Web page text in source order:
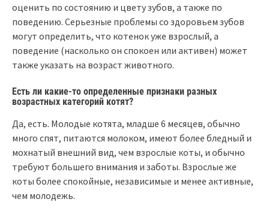
оценить по состоянию и цвету зубов, а также по
поведению. Серьезные проблемы со здоровьем зубов
могут определить, что котенок уже взрослый, а
поведение (насколько он спокоен или активен) может
также указать на возраст животного.
Есть ли какие-то определенные признаки разных
возрастных категорий котят?
Да, есть. Молодые котята, младше 6 месяцев, обычно
много спят, питаются молоком, имеют более бледный и
мохнатый внешний вид, чем взрослые коты, и обычно
требуют большего внимания и заботы. Взрослые же
коты более спокойные, независимые и менее активные,
чем молодежь.